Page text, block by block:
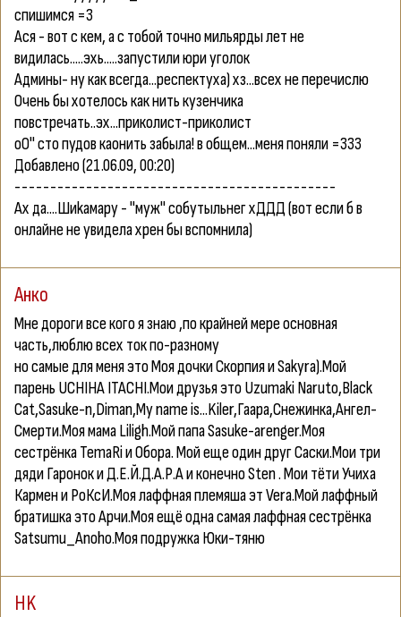
спишимся =3
Ася - вот с кем, а с тобой точно мильярды лет не
видилась.....эхь.....запустили юри уголок
Админы- ну как всегда...респектуха) хз...всех не перечислю
Очень бы хотелось как нить кузенчика
повстречать..эх...приколист-приколист
оО" сто пудов каонить забыла! в общем...меня поняли =333
Добавлено(21.06.09, 00:20)
---------------------------------------------
Ах да....Шиkамару - "муж" собутыльнег хДДД (вот если б в
онлайне не увидела хрен бы вспомнила)
Анко
Мне дороги все кого я знаю ,по крайней мере основная
часть,люблю всех ток по-разному
но самые для меня это Моя дочки Скорпия и Sakyra).Мой
парень UCHIHA ITACHI.Мои друзья это Uzumaki Naruto,Black
Cat,Sasuke-n,Diman,My name is...Kiler,Гаара,Снежинка,Ангел-
Смерти.Моя мама Liligh.Мой папа Sasuke-arenger.Моя
сестрёнка TemaRi и Обора. Мой еще один друг Саски.Мои три
дяди Гаронок и Д.Е.Й.Д.А.Р.А и конечно Sten . Мои тёти Учиха
Кармен и РоКсИ.Моя лаффная племяша эт Vera.Мой лаффный
братишка это Арчи.Моя ещё одна самая лаффная сестрёнка
Satsumu_Anoho.Моя подружка Юки-тяню
HK